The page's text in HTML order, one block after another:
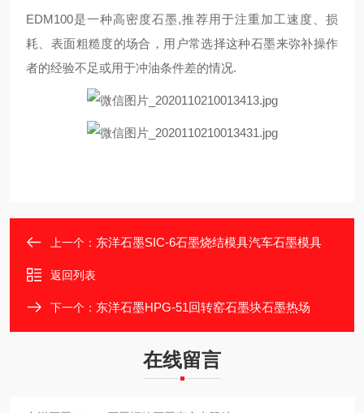
EDM100是一种高密度石墨,推荐用于注重加工速度、损
耗、表面粗糙度的场合，用户常选择这种石墨来弥补操作
者的经验不足或用于冲油条件差的情况.
上一个： 东洋石墨SIC-6石墨烧结模具汽车石墨模具
返回列表
下一个： 东洋石墨HPG-51回转窑石墨块石墨热场
在线留言